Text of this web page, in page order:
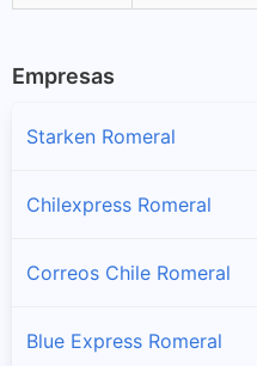
Empresas
Starken Romeral
Chilexpress Romeral
Correos Chile Romeral
Blue Express Romeral